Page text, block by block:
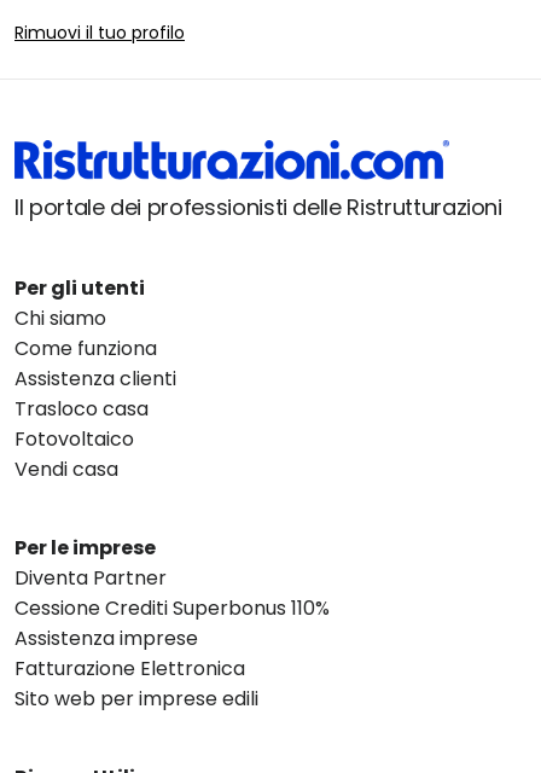
Rimuovi il tuo profilo
Il portale dei professionisti delle Ristrutturazioni
Per gli utenti
Chi siamo
Come funziona
Assistenza clienti
Trasloco casa
Fotovoltaico
Vendi casa
Per le imprese
Diventa Partner
Cessione Crediti Superbonus 110%
Assistenza imprese
Fatturazione Elettronica
Sito web per imprese edili